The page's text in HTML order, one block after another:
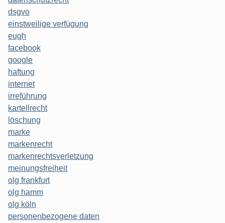
dsgvo
einstweilige verfügung
eugh
facebook
google
haftung
internet
irreführung
kartellrecht
löschung
marke
markenrecht
markenrechtsverletzung
meinungsfreiheit
olg frankfurt
olg hamm
olg köln
personenbezogene daten